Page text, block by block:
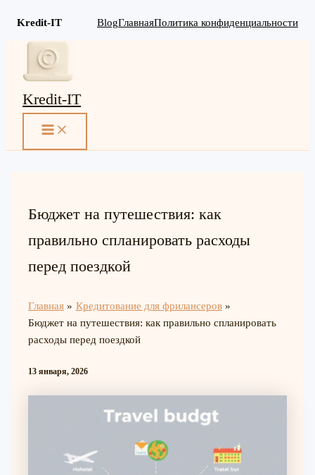
Kredit-IT BlogГлавнаяПолитика конфиденциальности
Перейти
содержимому
Kredit-IT
MAIN
Бюджет на путешествия: как
правильно спланировать расходы
перед поездкой
Главная
Кредитование для фрилансеров
Бюджет на путешествия: как правильно спланировать
расходы перед поездкой
13 января, 2026